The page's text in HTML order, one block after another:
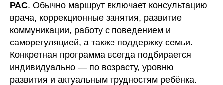
РАС. Обычно маршрут включает консультацию
врача, коррекционные занятия, развитие
коммуникации, работу с поведением и
саморегуляцией, а также поддержку семьи.
Конкретная программа всегда подбирается
индивидуально — по возрасту, уровню
развития и актуальным трудностям ребёнка.